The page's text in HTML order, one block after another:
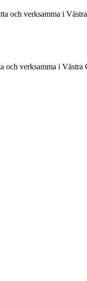
och verksamma i
och verksamma i Västra